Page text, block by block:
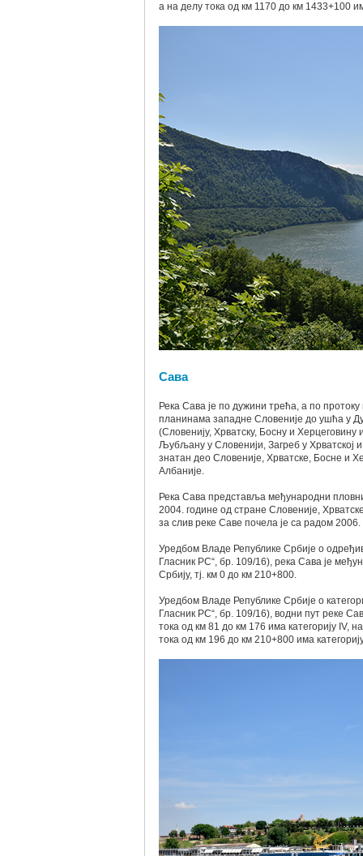
а на делу тока од км 1170 до км 1433+100
Сава
Река Сава је по дужини трећа, а по
планинама западне Словеније до ушћа у
(Словенију, Хрватску, Босну и
Љубљану у Словенији, Загреб у Хрватској
знатан део Словеније, Хрватске, Босне и
Албаније.
Река Сава представља међународни
2004. године од стране Словеније,
за слив реке Саве почела је са радом 2006.
Уредбом Владе Републике Србије о
Гласник РС“, бр. 109/16), река Сава је
Србију, тј. км 0 до км 210+800.
Уредбом Владе Републике Србије о
Гласник РС“, бр. 109/16), водни пут реке
тока од км 81 до км 176 има категорију IV,
тока од км 196 до км 210+800 има